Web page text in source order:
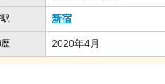
新宿
2020年4月